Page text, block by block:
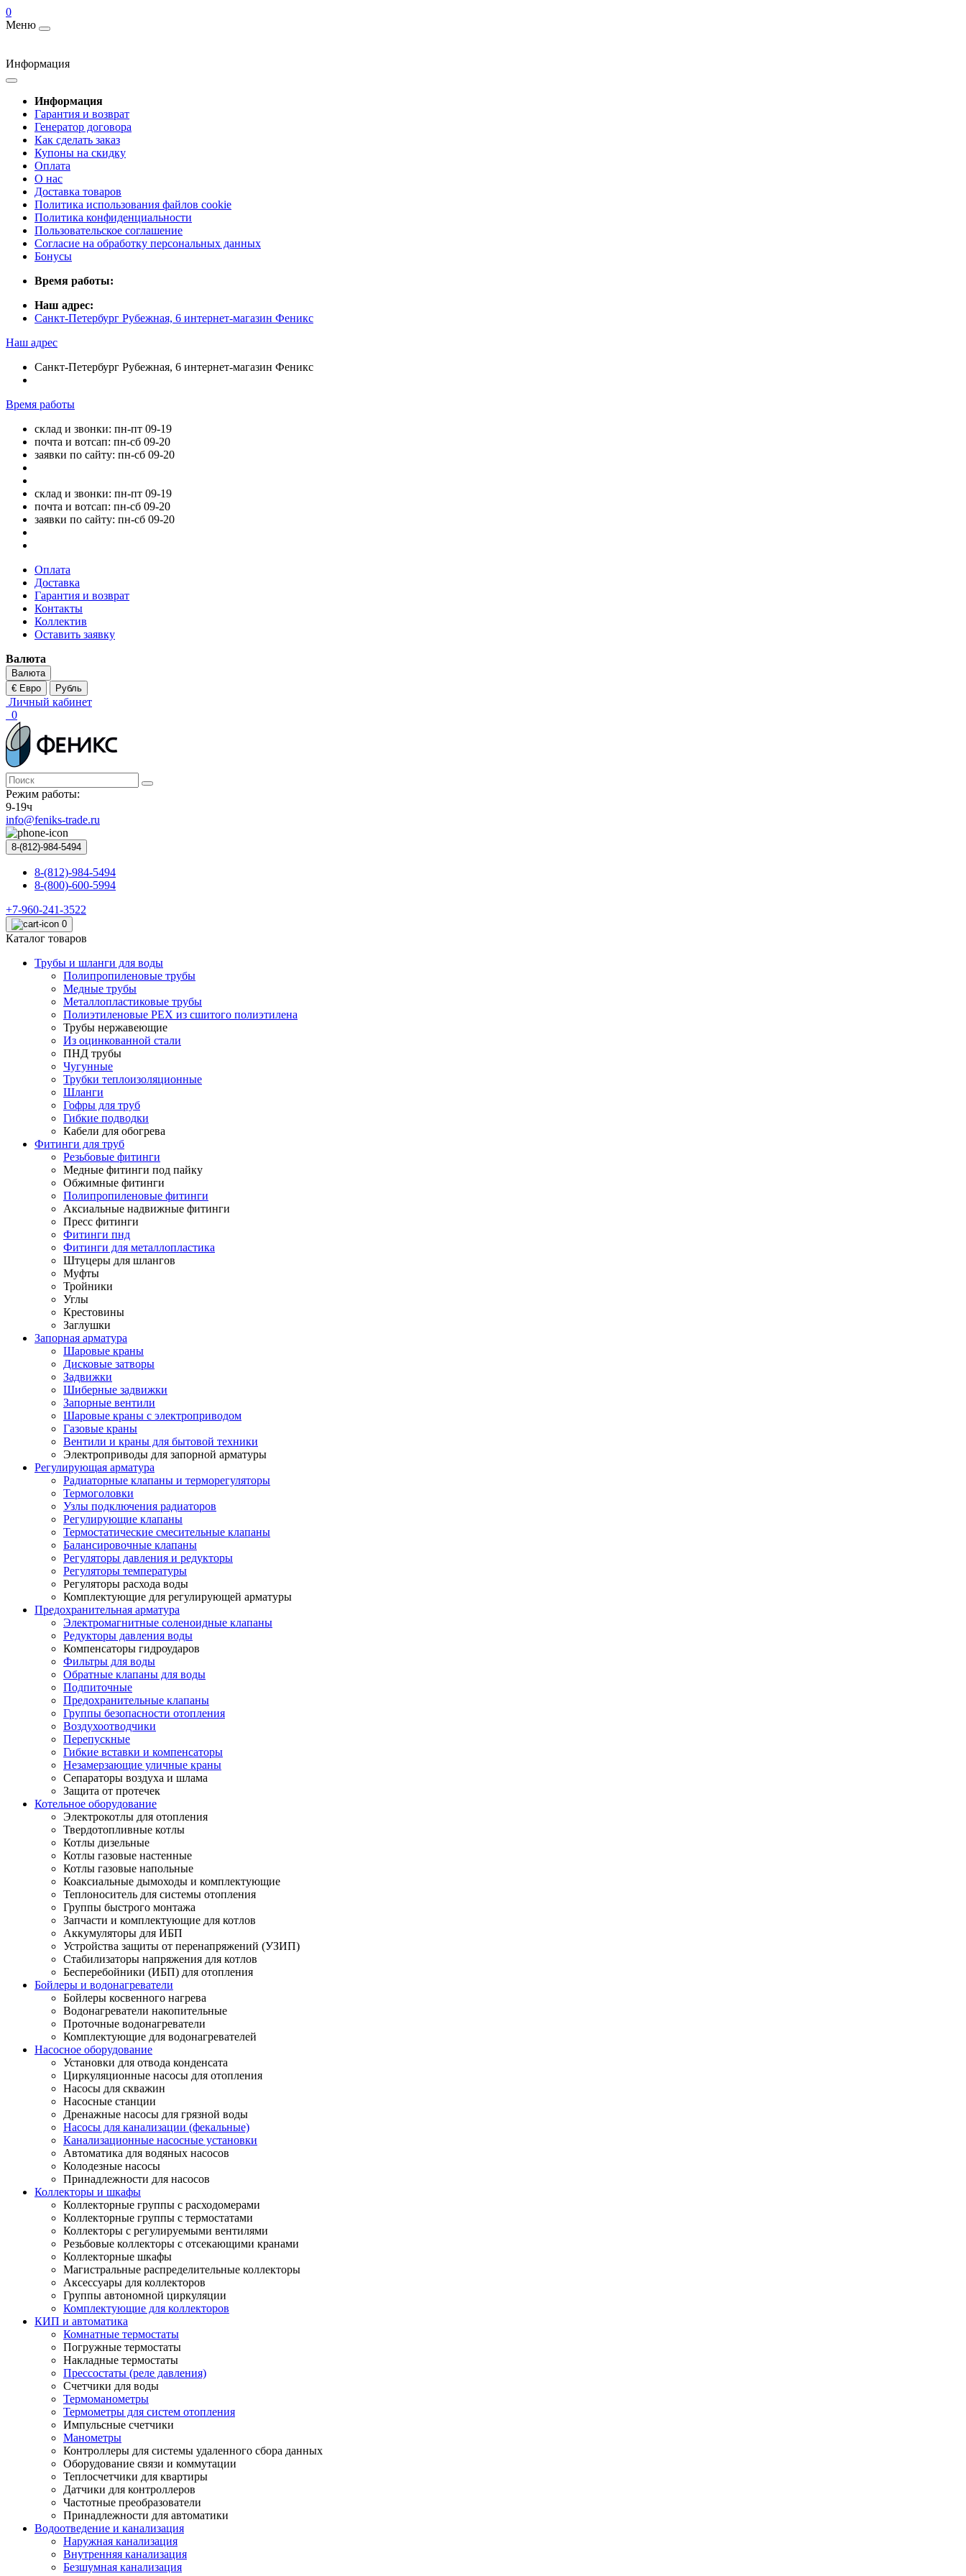
0
Меню
Информация
Информация
Гарантия и возврат
Генератор договора
Как сделать заказ
Купоны на скидку
Оплата
О нас
Доставка товаров
Политика использования файлов cookie
Политика конфиденциальности
Пользовательское соглашение
Согласие на обработку персональных данных
Бонусы
Время работы:
Наш адрес:
Санкт-Петербург Рубежная, 6 интернет-магазин Феникс
Наш адрес
Санкт-Петербург Рубежная, 6 интернет-магазин Феникс
Время работы
склад и звонки: пн-пт 09-19
почта и вотсап: пн-сб 09-20
заявки по сайту: пн-сб 09-20
склад и звонки: пн-пт 09-19
почта и вотсап: пн-сб 09-20
заявки по сайту: пн-сб 09-20
Оплата
Доставка
Гарантия и возврат
Контакты
Коллектив
Оставить заявку
Валюта
Валюта
€ Евро
Рубль
Личный кабинет
0
Режим работы:
9-19ч
info@feniks-trade.ru
8-(812)-984-5494
8-(812)-984-5494
8-(800)-600-5994
+7-960-241-3522
0
Каталог товаров
Трубы и шланги для воды
Полипропиленовые трубы
Медные трубы
Металлопластиковые трубы
Полиэтиленовые PEX из сшитого полиэтилена
Трубы нержавеющие
Из оцинкованной стали
ПНД трубы
Чугунные
Трубки теплоизоляционные
Шланги
Гофры для труб
Гибкие подводки
Кабели для обогрева
Фитинги для труб
Резьбовые фитинги
Медные фитинги под пайку
Обжимные фитинги
Полипропиленовые фитинги
Аксиальные надвижные фитинги
Пресс фитинги
Фитинги пнд
Фитинги для металлопластика
Штуцеры для шлангов
Муфты
Тройники
Углы
Крестовины
Заглушки
Запорная арматура
Шаровые краны
Дисковые затворы
Задвижки
Шиберные задвижки
Запорные вентили
Шаровые краны с электроприводом
Газовые краны
Вентили и краны для бытовой техники
Электроприводы для запорной арматуры
Регулирующая арматура
Радиаторные клапаны и терморегуляторы
Термоголовки
Узлы подключения радиаторов
Регулирующие клапаны
Термостатические смесительные клапаны
Балансировочные клапаны
Регуляторы давления и редукторы
Регуляторы температуры
Регуляторы расхода воды
Комплектующие для регулирующей арматуры
Предохранительная арматура
Электромагнитные соленоидные клапаны
Редукторы давления воды
Компенсаторы гидроударов
Фильтры для воды
Обратные клапаны для воды
Подпиточные
Предохранительные клапаны
Группы безопасности отопления
Воздухоотводчики
Перепускные
Гибкие вставки и компенсаторы
Незамерзающие уличные краны
Сепараторы воздуха и шлама
Защита от протечек
Котельное оборудование
Электрокотлы для отопления
Твердотопливные котлы
Котлы дизельные
Котлы газовые настенные
Котлы газовые напольные
Коаксиальные дымоходы и комплектующие
Теплоноситель для системы отопления
Группы быстрого монтажа
Запчасти и комплектующие для котлов
Аккумуляторы для ИБП
Устройства защиты от перенапряжений (УЗИП)
Стабилизаторы напряжения для котлов
Бесперебойники (ИБП) для отопления
Бойлеры и водонагреватели
Бойлеры косвенного нагрева
Водонагреватели накопительные
Проточные водонагреватели
Комплектующие для водонагревателей
Насосное оборудование
Установки для отвода конденсата
Циркуляционные насосы для отопления
Насосы для скважин
Насосные станции
Дренажные насосы для грязной воды
Насосы для канализации (фекальные)
Канализационные насосные установки
Автоматика для водяных насосов
Колодезные насосы
Принадлежности для насосов
Коллекторы и шкафы
Коллекторные группы с расходомерами
Коллекторные группы с термостатами
Коллекторы с регулируемыми вентилями
Резьбовые коллекторы с отсекающими кранами
Коллекторные шкафы
Магистральные распределительные коллекторы
Аксессуары для коллекторов
Группы автономной циркуляции
Комплектующие для коллекторов
КИП и автоматика
Комнатные термостаты
Погружные термостаты
Накладные термостаты
Прессостаты (реле давления)
Счетчики для воды
Термоманометры
Термометры для систем отопления
Импульсные счетчики
Манометры
Контроллеры для системы удаленного сбора данных
Оборудование связи и коммутации
Теплосчетчики для квартиры
Датчики для контроллеров
Частотные преобразователи
Принадлежности для автоматики
Водоотведение и канализация
Наружная канализация
Внутренняя канализация
Безшумная канализация